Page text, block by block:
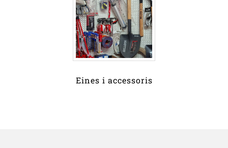
Eines i accessoris